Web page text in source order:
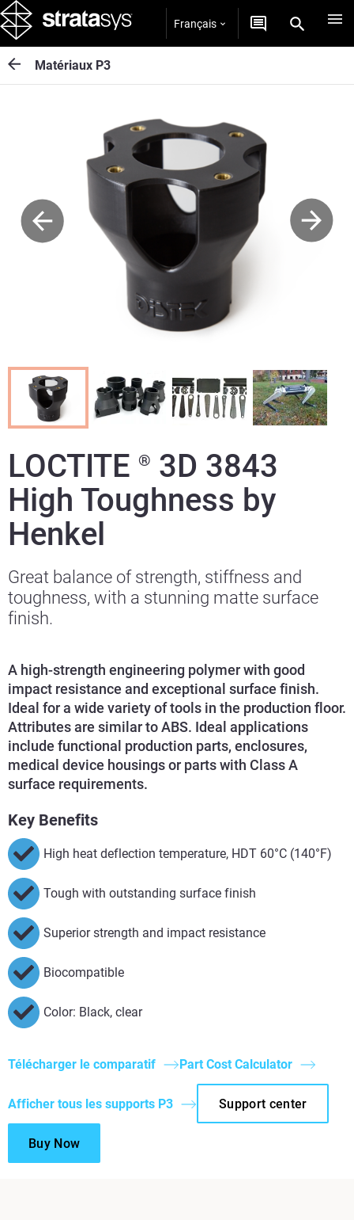
Français
Matériaux P3
LOCTITE ® 3D 3843
High Toughness by
Henkel
Great balance of strength, stiffness and
toughness, with a stunning matte surface
finish.
A high-strength engineering polymer with good
impact resistance and exceptional surface finish.
Ideal for a wide variety of tools in the production floor.
Attributes are similar to ABS. Ideal applications
include functional production parts, enclosures,
medical device housings or parts with Class A
surface requirements.
Key Benefits
High heat deflection temperature, HDT 60°C (140°F)
Tough with outstanding surface finish
Superior strength and impact resistance
Biocompatible
Color: Black, clear
Télécharger le comparatif Part Cost Calculator
Afficher tous les supports P3 Support center
Buy Now